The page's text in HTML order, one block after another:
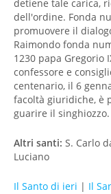
detiene tale carica,
dell'ordine. Fonda
promuovere il
Raimondo fonda
1230 papa Gregorio
confessore e
centenario, il 6
facoltà giuridiche, è
guarire il singhiozzo.
Altri santi: S. Carlo
Luciano
Il Santo di ieri | Il